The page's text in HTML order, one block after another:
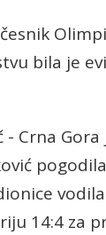
bila je
Crna
14:4 za